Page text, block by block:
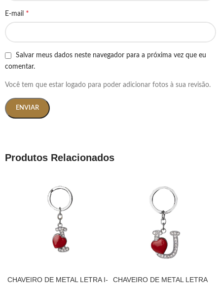
E-mail *
Salvar meus dados neste navegador para a próxima vez que eu
comentar.
Você tem que estar logado para poder adicionar fotos à sua revisão.
Produtos Relacionados
CHAVEIRO DE METAL LETRA I-
CHAVEIRO DE METAL LETRA